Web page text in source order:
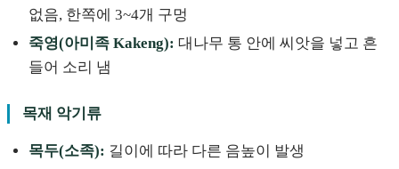
없음, 한쪽에 3~4개 구멍
죽영(아미족 Kakeng): 대나무 통 안에 씨앗을 넣고 흔
들어 소리 냄
목재 악기류
목두(소족): 길이에 따라 다른 음높이 발생